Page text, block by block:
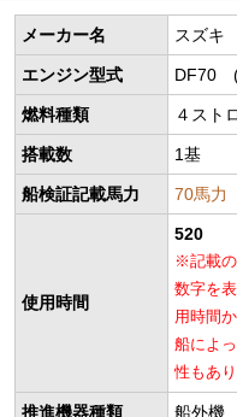
メーカー名 スズキ
エンジン型式 DF70
燃料種類 ４スト
搭載数 1基
船検証記載馬力 70馬
使用時間
520
※記載の
数字を
用時間
船によ
性もあ
推進機器種類 船外機